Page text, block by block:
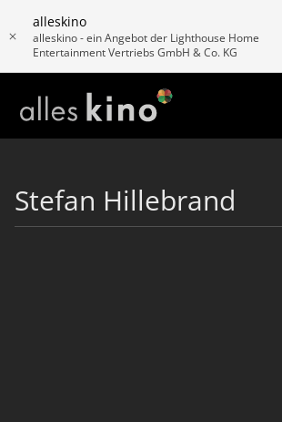
alleskino
alleskino - ein Angebot der Lighthouse Home
Entertainment Vertriebs GmbH & Co. KG
Stefan Hillebrand